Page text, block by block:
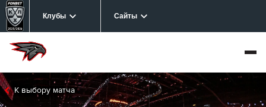
Клубы Сайты
К выбору матча